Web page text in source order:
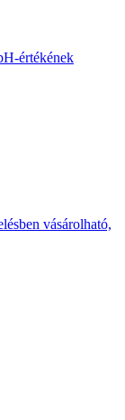
értékének
vásárolható,